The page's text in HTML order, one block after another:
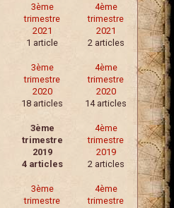
3ème
trimestre
2021
1 article
4ème
trimestre
2021
2 articles
3ème
trimestre
2020
18 articles
4ème
trimestre
2020
14 articles
3ème
trimestre
2019
4 articles
4ème
trimestre
2019
2 articles
3ème
trimestre
4ème
trimestre